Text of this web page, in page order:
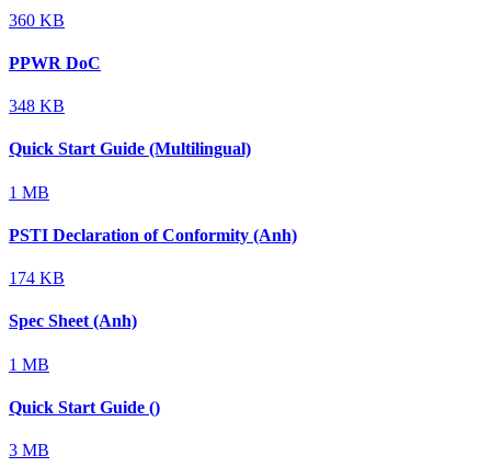
360 KB
PPWR DoC
348 KB
Quick Start Guide (Multilingual)
1 MB
PSTI Declaration of Conformity (Anh)
174 KB
Spec Sheet (Anh)
1 MB
Quick Start Guide ()
3 MB